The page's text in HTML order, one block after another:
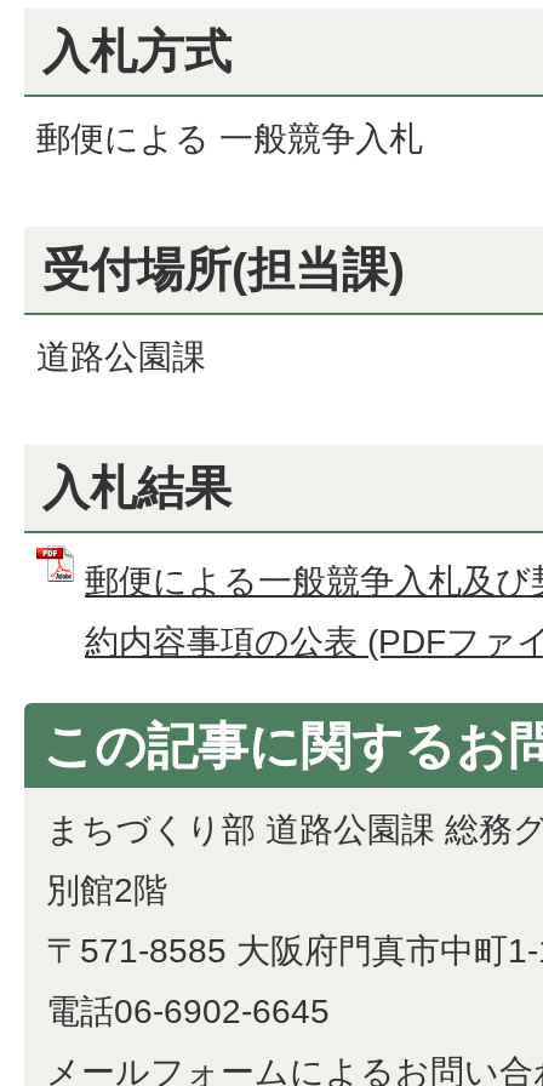
入札方式
郵便による 一般競争入札
受付場所(担当課)
道路公園課
入札結果
郵便による一般競争入札及
約内容事項の公表 (PDFファ
この記事に関するお
まちづくり部 道路公園課 総務
別館2階
〒571-8585 大阪府門真市中町
電話06-6902-6645
メールフォームによるお問い合